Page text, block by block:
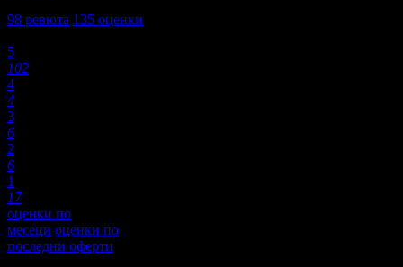
98 ревюта 135 оценки
5
102
4
4
3
6
2
6
1
17
оценки по
месеци оценки по
последни оферти